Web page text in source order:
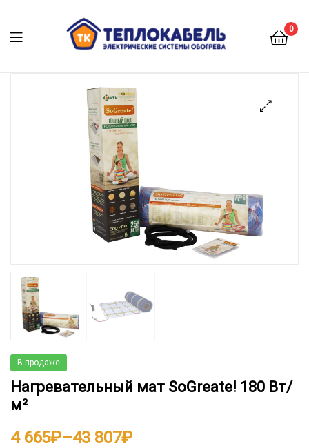
0
Меню
В продаже
Нагревательный мат SoGreate! 180 Вт/
м²
4 665₽–43 807₽
Диапазон